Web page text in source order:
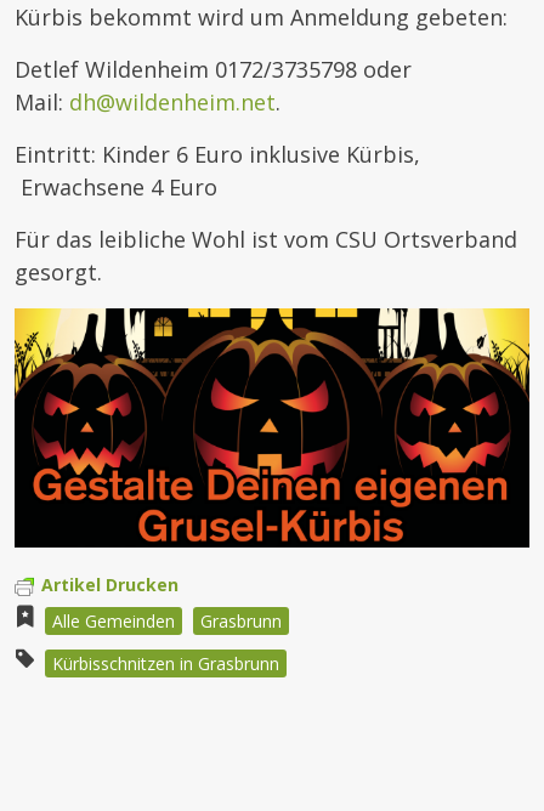
Kürbis bekommt wird um Anmeldung gebeten:
Detlef Wildenheim 0172/3735798 oder
Mail: dh@wildenheim.net.
Eintritt: Kinder 6 Euro inklusive Kürbis,
Erwachsene 4 Euro
Für das leibliche Wohl ist vom CSU Ortsverband
gesorgt.
Artikel Drucken
Alle Gemeinden
Grasbrunn
Kürbisschnitzen in Grasbrunn